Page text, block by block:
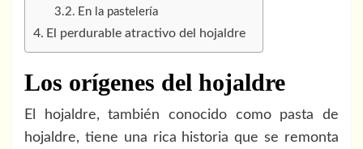
En la pastelería
El perdurable atractivo del hojaldre
Los orígenes del hojaldre
El hojaldre, también conocido como pasta de
hojaldre, tiene una rica historia que se remonta